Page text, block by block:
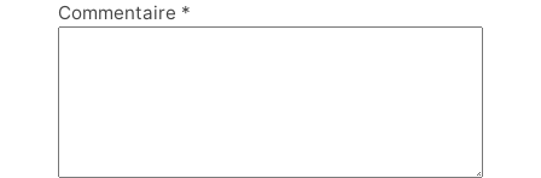
Commentaire *